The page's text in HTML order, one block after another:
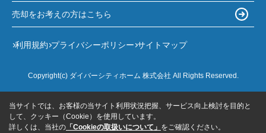
売却をお考えの方はこちら
利用規約 プライバシーポリシー サイトマップ
Copyright(c) ダイバーシティホーム 株式会社 All Rights Reserved.
当サイトでは、お客様の当サイト利用状況把握、サービス向上検討を目的と
して、クッキー（Cookie）を使用しています。
詳しくは、当社の 「Cookieの取扱いについて」 をご確認ください。